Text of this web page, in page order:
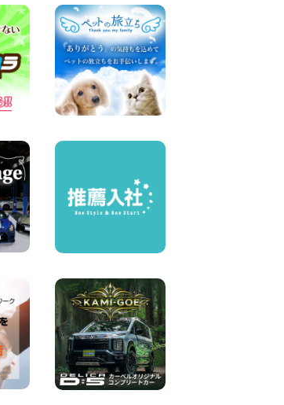
浜弥生台店限定!!夏季特別
ャンペーンのお知らせ!! 神
川県 横浜弥生台店
100円レンタカー 横浜弥生台
2026年08月06日
イエースワゴンGL!!クルー
コントロールが付いてい
〜!! 福島県 福島笹木野店
超格安日額5,800円※※荷物
びに最適の軽バンのレンタ
ー!! 出雲ドーム前店 島根県
雲ドーム前店
100円レンタカー 出雲ドーム前
気のスペイドワゴン ライト
100円レンタカー 羽田空港
2026年08月04日
引越しに便利で最適!(禁煙
両) 香川県 坂出川津店
100円レンタカー 坂出川津
2026年08月04日
ょっとそこまで。もっと気
に 埼玉県 西武秩父駅前店